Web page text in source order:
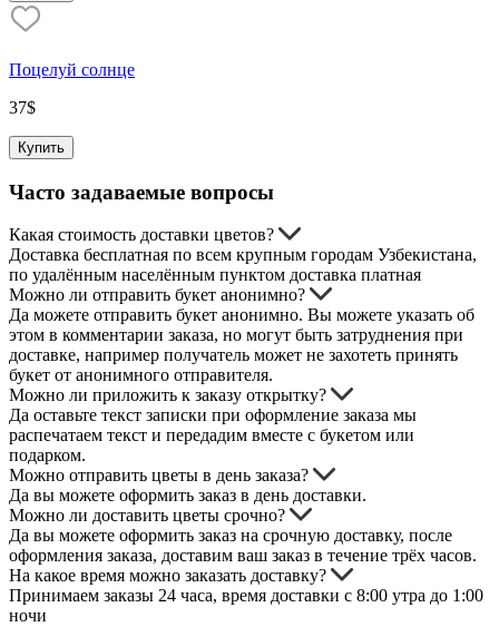
Поцелуй солнце
37$
Купить
Часто задаваемые вопросы
Какая стоимость доставки цветов?
Доставка бесплатная по всем крупным городам Узбекистана,
по удалённым населённым пунктом доставка платная
Можно ли отправить букет анонимно?
Да можете отправить букет анонимно. Вы можете указать об
этом в комментарии заказа, но могут быть затруднения при
доставке, например получатель может не захотеть принять
букет от анонимного отправителя.
Можно ли приложить к заказу открытку?
Да оставьте текст записки при оформление заказа мы
распечатаем текст и передадим вместе с букетом или
подарком.
Можно отправить цветы в день заказа?
Да вы можете оформить заказ в день доставки.
Можно ли доставить цветы срочно?
Да вы можете оформить заказ на срочную доставку, после
оформления заказа, доставим ваш заказ в течение трёх часов.
На какое время можно заказать доставку?
Принимаем заказы 24 часа, время доставки с 8:00 утра до 1:00
ночи